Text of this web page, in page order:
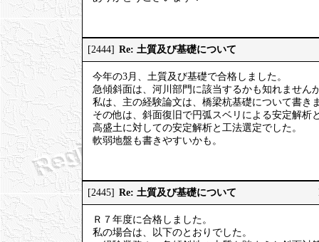
[2444] Re: 土質及び基礎について
今年の3月、土質及び基礎で合格しました。
急傾斜面は、河川部門に該当するかも知れません
私は、主の経験論文は、橋梁杭基礎について書き
その他は、斜面復旧で円弧スベリによる安定解析
高盛土に対しての安定解析と工法選定でした。
軟弱地盤も書きやすいかも。
[2445] Re: 土質及び基礎について
Ｒ７年度に合格しました。
私の場合は、以下のとおりでした。